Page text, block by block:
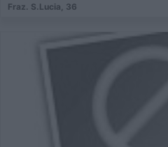
Fraz. S.Lucia, 36